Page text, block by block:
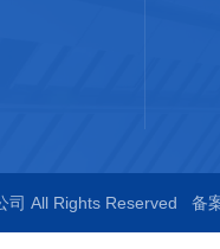
司 All Rights Reserved 备